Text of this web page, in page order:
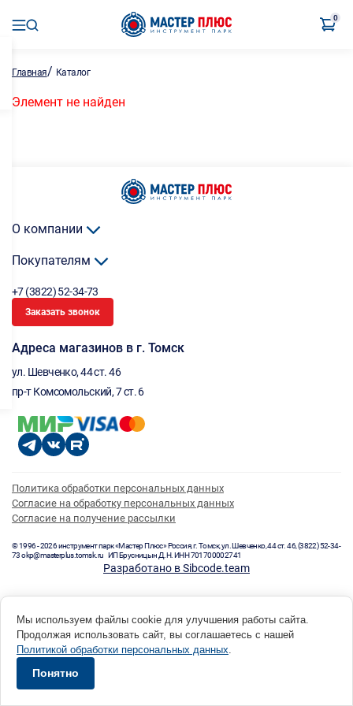
0
Главная/ Каталог
Элемент не найден
О компании
Покупателям
+7 (3822) 52-34-73
Заказать звонок
Адреса магазинов в г. Томск
ул. Шевченко, 44 ст. 46
пр-т Комсомольский, 7 ст. 6
Политика обработки персональных данных
Согласие на обработку персональных данных
Согласие на получение рассылки
© 1996 - 2026 инструмент парк «Мастер Плюс» Россия, г. Томск, ул. Шевченко, 44 ст. 46, (3822) 52-34-
73 okp@masterplus.tomsk.ru ИП Брусницын Д.Н. ИНН 701700002741
Разработано в Sibcode.team
Мы используем файлы cookie для улучшения работы сайта.
Продолжая использовать сайт, вы соглашаетесь с нашей
Политикой обработки персональных данных.
Понятно